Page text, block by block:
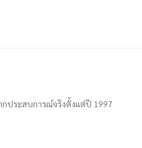
ากประสบการณ์จริงตั้งแต่ปี 1997